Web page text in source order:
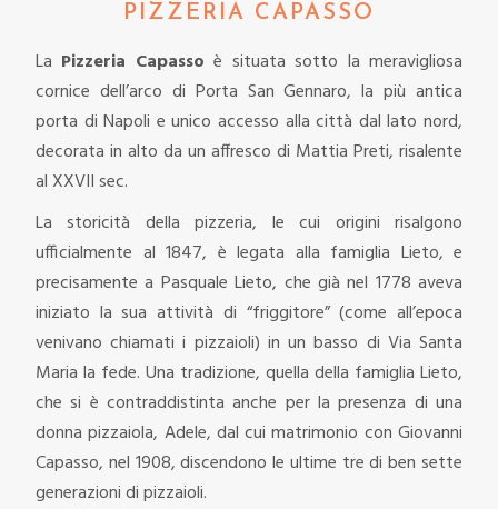
PIZZERIA CAPASSO
La Pizzeria Capasso è situata sotto la meravigliosa
cornice dell’arco di Porta San Gennaro, la più antica
porta di Napoli e unico accesso alla città dal lato nord,
decorata in alto da un affresco di Mattia Preti, risalente
al XXVII sec.
La storicità della pizzeria, le cui origini risalgono
ufficialmente al 1847, è legata alla famiglia Lieto, e
precisamente a Pasquale Lieto, che già nel 1778 aveva
iniziato la sua attività di “friggitore” (come all’epoca
venivano chiamati i pizzaioli) in un basso di Via Santa
Maria la fede. Una tradizione, quella della famiglia Lieto,
che si è contraddistinta anche per la presenza di una
donna pizzaiola, Adele, dal cui matrimonio con Giovanni
Capasso, nel 1908, discendono le ultime tre di ben sette
generazioni di pizzaioli.